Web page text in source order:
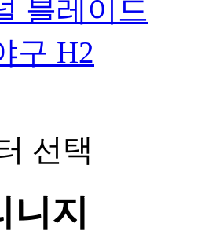
블레이드
구 H2
선택
니지